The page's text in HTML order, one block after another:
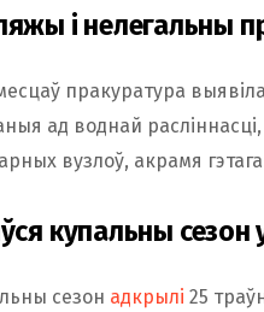
і нелегальны
пракуратура
ад воднай
вузлоў, акрамя
купальны сезон
сезон адкрылі 25